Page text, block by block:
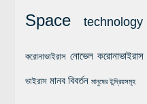
Space technology
করোনাভাইরাস নোভেল করোনাভাইরাস
ভাইরাস মানব বিবর্তন মানুষের ইন্দ্রিয়সমূহ